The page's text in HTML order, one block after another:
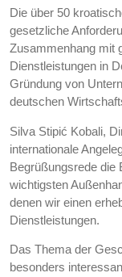
Die über 50
gesetzliche
Zusammenhang mit
Dienstleistungen in
Gründung von
deutschen
Silva Stipić Kobali,
internationale
Begrüßungsrede die
wichtigsten
denen wir einen
Dienstleistungen.
Das Thema der
besonders